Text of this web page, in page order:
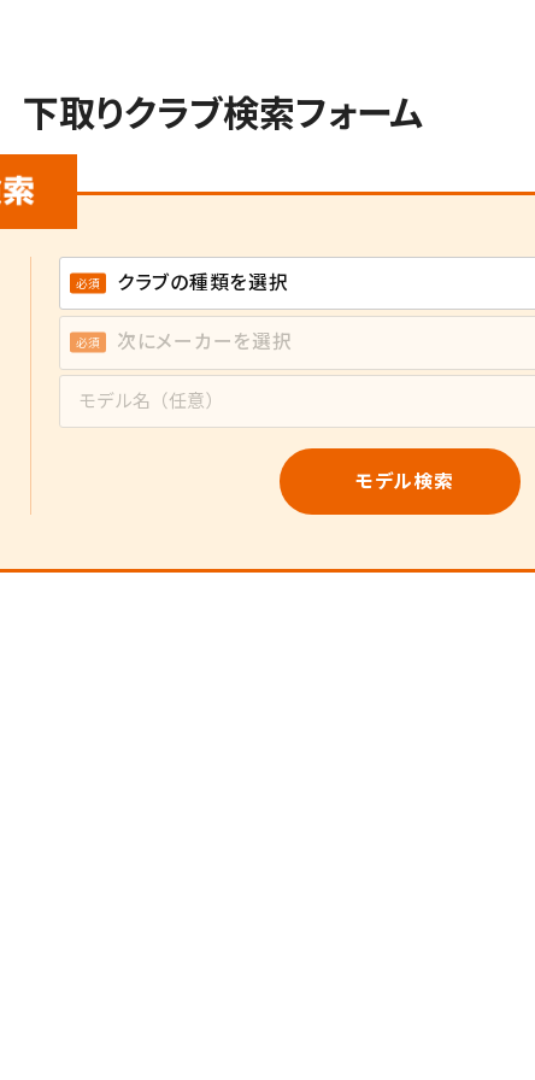
下取りクラブ検索フォーム
モデル検索